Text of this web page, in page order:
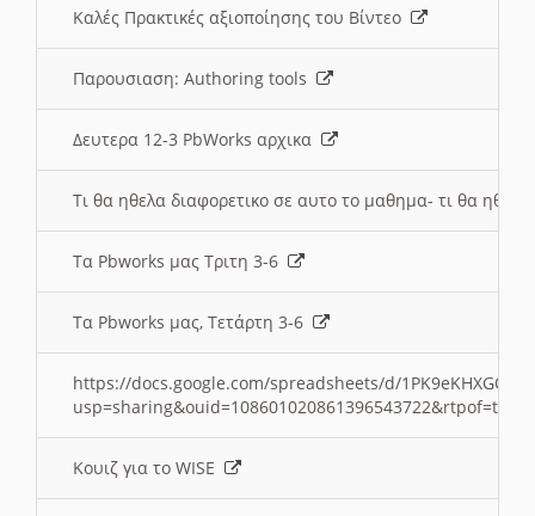
Καλές Πρακτικές αξιοποίησης του Βίντεο
Παρουσιαση: Authoring tools
Δευτερα 12-3 PbWorks αρχικα
Τι θα ηθελα διαφορετικο σε αυτο το μαθημα- τι θα
Τα Pbworks μας Τριτη 3-6
Τα Pbworks μας, Τετάρτη 3-6
https://docs.google.com/spreadsheets/d/
Κουιζ για το WISE